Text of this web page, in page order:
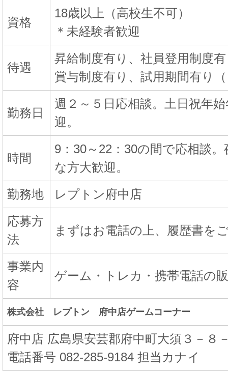
資格
18歳以上（高校生不可）
＊未経験者歓迎
待遇
昇給制度有り、社員登用制度
賞与制度有り、試用期間有り
勤務日
週２～５日応相談。土日祝年
迎。
時間
9：30～22：30の間で応相談
な方大歓迎。
勤務地
レプトン府中店
応募方
法
まずはお電話の上、履歴書を
事業内
容
ゲーム・トレカ・携帯電話の
株式会社 レプトン 府中店ゲームコーナー
府中店 広島県安芸郡府中町大須３－８
電話番号 082-285-9184 担当カナイ